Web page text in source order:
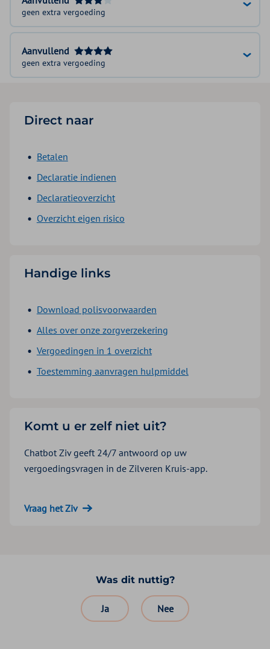
geen extra vergoeding
Aanvullend
geen extra vergoeding
Direct naar
Betalen
Declaratie indienen
Declaratieoverzicht
Overzicht eigen risico
Handige links
Download polisvoorwaarden
Alles over onze zorgverzekering
Vergoedingen in 1 overzicht
Toestemming aanvragen hulpmiddel
Komt u er zelf niet uit?
Chatbot Ziv geeft 24/7 antwoord op uw
vergoedingsvragen in de Zilveren Kruis-app.
Vraag het Ziv
Was dit nuttig?
Ja Nee